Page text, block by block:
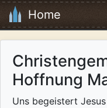
Home
Hoffnung
Uns begeistert